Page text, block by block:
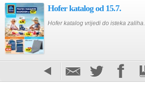
Hofer katalog od 15.7.
Hofer katalog vrijedi do isteka zaliha.